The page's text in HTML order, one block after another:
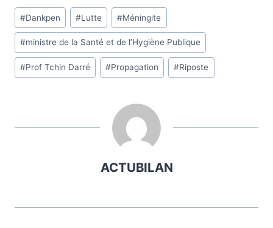
Étiquettes
de
la
publication :
#Dankpen #Lutte #Méningite
#ministre de la Santé et de l’Hygiène Publique
#Prof Tchin Darré #Propagation #Riposte
ACTUBILAN